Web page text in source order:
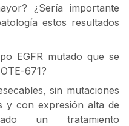
¿Sería importante
estos resultados
EGFR mutado que se
671?
sin mutaciones
y con expresión alta de
un tratamiento